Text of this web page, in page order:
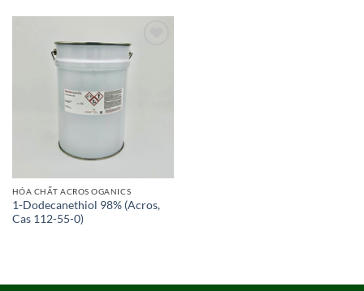
HÓA CHẤT ACROS OGANICS
1-Dodecanethiol 98% (Acros,
Cas 112-55-0)